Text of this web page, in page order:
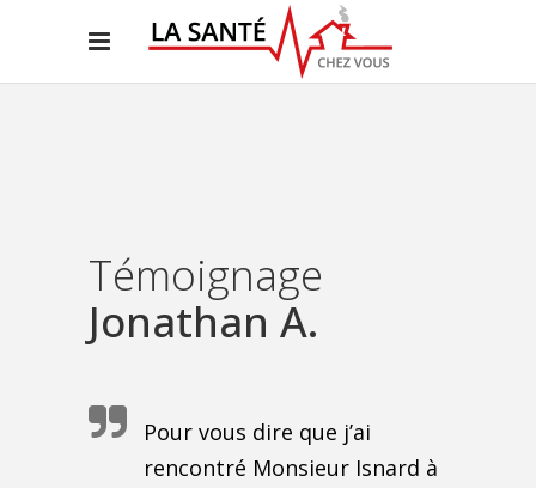
Témoignage
Jonathan A.
Pour vous dire que j’ai
rencontré Monsieur Isnard à